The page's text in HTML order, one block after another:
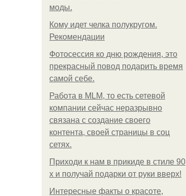
моды.
Кому идет челка полукругом.
Рекомендации
Фотосессия ко дню рождения, это
прекрасный повод подарить время
самой себе.
Работа в MLM, то есть сетевой
компании сейчас неразрывно
связана с создание своего
контента, своей страницы в соц
сетях.
Приходи к нам в прикиде в стиле 90
х и получай подарки от руки вверх!
Интересные факты о красоте,